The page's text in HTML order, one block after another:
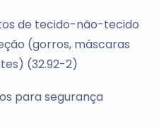
de tecido-não-tecido
(gorros, máscaras
(32.92-2)
para segurança